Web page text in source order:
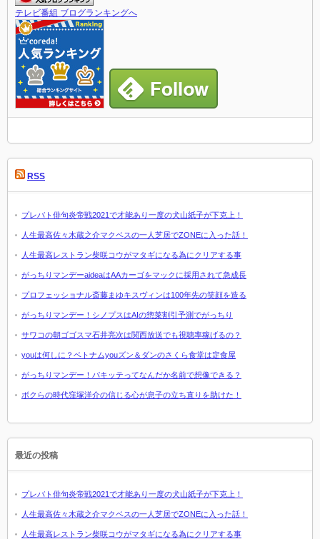
テレビ番組 ブログランキングへ
RSS
プレバト俳句炎帝戦2021で才能あり一度の犬山紙子が下克上！
人生最高佐々木蔵之介マクベスの一人芝居でZONEに入った話！
人生最高レストラン柴咲コウがマタギになる為にクリアする事
がっちりマンデーaideaはAAカーゴをマックに採用されて急成長
プロフェッショナル斎藤まゆキスヴィンは100年先の笑顔を造る
がっちりマンデー！シノプスはAIの惣菜割引予測でがっちり
サワコの朝ゴゴスマ石井亮次は関西放送でも視聴率稼げるの？
youは何しに？ベトナムyouズン＆ダンのさくら食堂は定食屋
がっちりマンデー！パキッテってなんだか名前で想像できる？
ボクらの時代窪塚洋介の信じる心が息子の立ち直りを助けた！
最近の投稿
プレバト俳句炎帝戦2021で才能あり一度の犬山紙子が下克上！
人生最高佐々木蔵之介マクベスの一人芝居でZONEに入った話！
人生最高レストラン柴咲コウがマタギになる為にクリアする事